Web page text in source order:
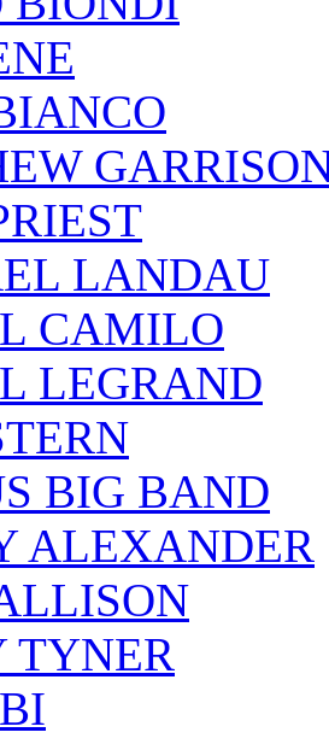
LANDAU
CAMILO
LEGRAND
BIG BAND
ALEXANDER
TYNER